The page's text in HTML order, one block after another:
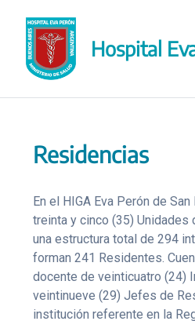
contenido
Hospital
Residencias
En el HIGA Eva Perón de
treinta y cinco (35) Unidades
una estructura total de 294
forman 241 Residentes.
docente de veinticuatro (24)
veintinueve (29) Jefes de
institución referente en la